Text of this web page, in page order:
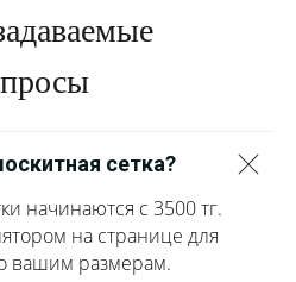
сетка?
начинаются с 3500 тг.
на странице для
вашим размерам.